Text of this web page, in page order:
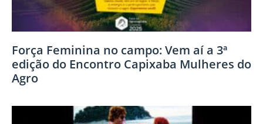
Força Feminina no campo: Vem aí a 3ª
edição do Encontro Capixaba Mulheres do
Agro